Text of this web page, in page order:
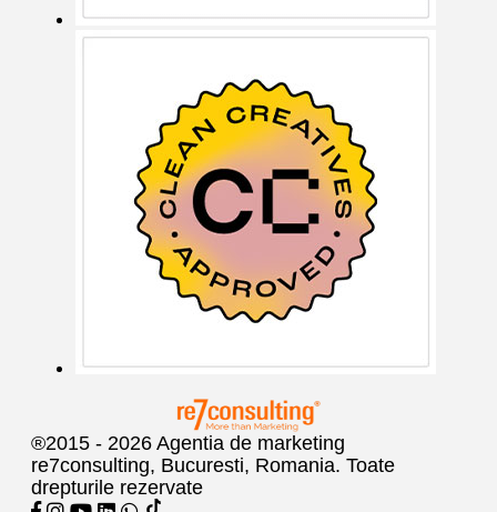
®2015 - 2026 Agentia de marketing
re7consulting, Bucuresti, Romania. Toate
drepturile rezervate